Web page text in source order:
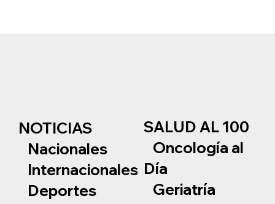
NOTICIAS
Nacionales
Internacionales
Deportes
SALUD AL 100
Oncología al
Día
Geriatría